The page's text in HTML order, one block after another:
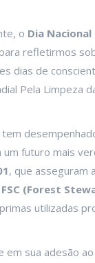
o Dia
refletirmos
dias de
Pela Limpeza
futuro mais
, que asseguram
FSC (Forest
utilizadas
em sua adesão ao